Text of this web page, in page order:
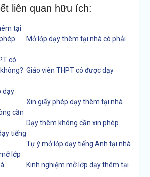
liên quan hữu ích:
Mở lớp dạy thêm tại nhà có phải
Giáo viên THPT có được dạy
Xin giấy phép dạy thêm tại nhà
Dạy thêm không cần xin phép
Tự ý mở lớp dạy tiếng Anh tại nhà
Kinh nghiệm mở lớp dạy thêm tại